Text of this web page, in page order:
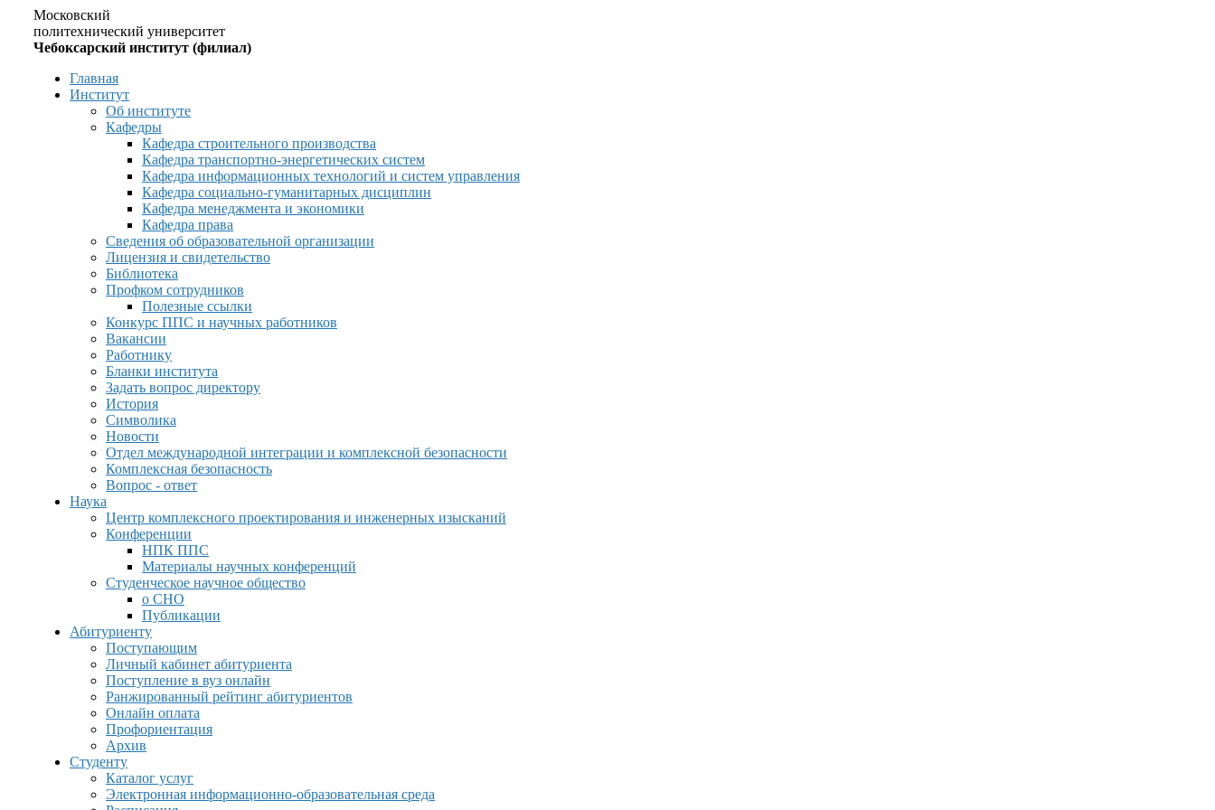
Московский
политехнический университет
Чебоксарский институт (филиал)
Главная
Институт
Об институте
Кафедры
Кафедра строительного производства
Кафедра транспортно-энергетических систем
Кафедра информационных технологий и систем управления
Кафедра социально-гуманитарных дисциплин
Кафедра менеджмента и экономики
Кафедра права
Сведения об образовательной организации
Лицензия и свидетельство
Библиотека
Профком сотрудников
Полезные ссылки
Конкурс ППС и научных работников
Вакансии
Работнику
Бланки института
Задать вопрос директору
История
Символика
Новости
Отдел международной интеграции и комплексной безопасности
Комплексная безопасность
Вопрос - ответ
Наука
Центр комплексного проектирования и инженерных изысканий
Конференции
НПК ППС
Материалы научных конференций
Студенческое научное общество
о СНО
Публикации
Абитуриенту
Поступающим
Личный кабинет абитуриента
Поступление в вуз онлайн
Ранжированный рейтинг абитуриентов
Онлайн оплата
Профориентация
Архив
Студенту
Каталог услуг
Электронная информационно-образовательная среда